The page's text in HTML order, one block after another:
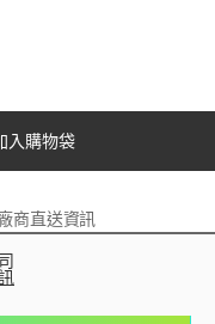
入購物袋
商直送資訊